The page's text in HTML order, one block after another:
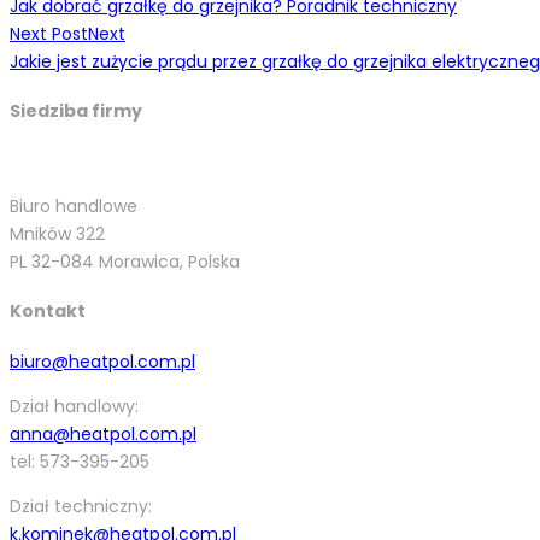
Jak dobrać grzałkę do grzejnika? Poradnik techniczny
Next PostNext
Jakie jest zużycie prądu przez grzałkę do grzejnika
Siedziba firmy
Biuro handlowe
Mników 322
PL 32-084 Morawica, Polska
Kontakt
biuro@heatpol.com.pl
Dział handlowy:
anna@heatpol.com.pl
tel: 573-395-205
Dział techniczny:
k.kominek@heatpol.com.pl